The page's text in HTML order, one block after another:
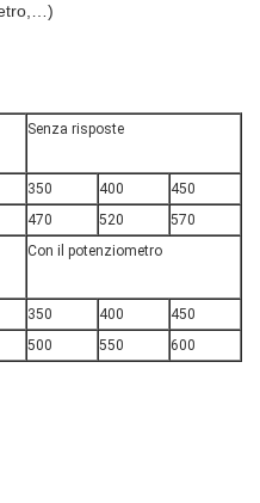
Senza risposte
350 400
450
470 520
570
Con il potenziometro
350 400
450
500 550 600